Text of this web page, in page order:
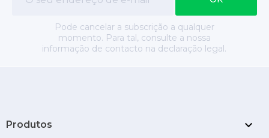
Pode cancelar a subscrição a qualquer
momento. Para tal, consulte a nossa
informação de contacto na declaração legal.
Produtos 